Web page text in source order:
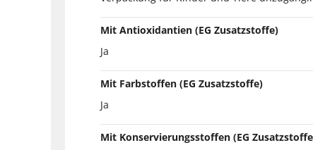
Mit Antioxidantien (EG Zusatzstoffe)
Ja
Mit Farbstoffen (EG Zusatzstoffe)
Ja
Mit Konservierungsstoffen (EG